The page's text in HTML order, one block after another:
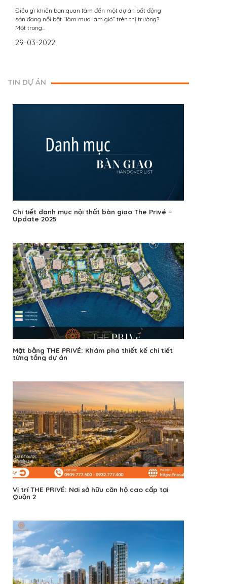
Điều gì khiến bạn quan tâm đến một dự án bất động
sản đang nổi bật “làm mưa làm gió” trên thị trường?
Một trong...
29-03-2022
TIN DỰ ÁN
Chi tiết danh mục nội thất bàn giao The Privé –
Update 2025
Mặt bằng THE PRIVÉ: Khám phá thiết kế chi tiết
từng tầng dự án
Vị trí THE PRIVÉ: Nơi sở hữu căn hộ cao cấp tại
Quận 2